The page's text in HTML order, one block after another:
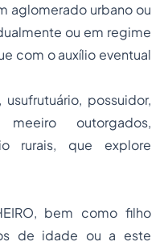
aglomerado urbano ou
ou em regime
com o auxílio eventual
possuidor,
outorgados,
rurais, que explore
bem como filho
de idade ou a este